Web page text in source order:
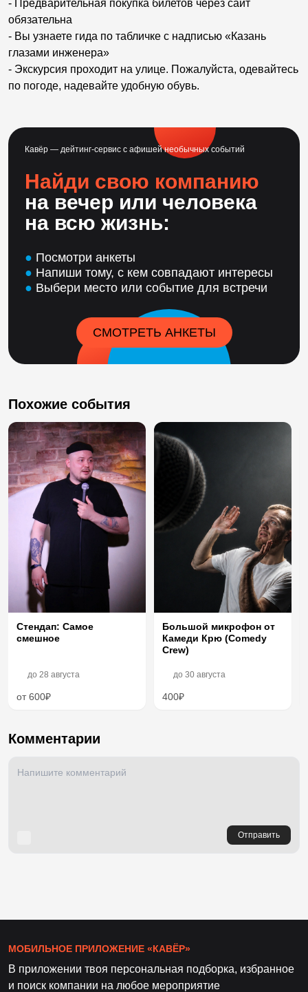
- Предварительная покупка билетов через сайт
обязательна
- Вы узнаете гида по табличке с надписью «Казань
глазами инженера»
- Экскурсия проходит на улице. Пожалуйста, одевайтесь
по погоде, надевайте удобную обувь.
Кавёр — дейтинг-сервис с афишей необычных событий
Найди свою компанию
на вечер или человека
на всю жизнь:
● Посмотри анкеты
● Напиши тому, с кем совпадают интересы
● Выбери место или событие для встречи
СМОТРЕТЬ АНКЕТЫ
Похожие события
Стендап: Самое
смешное
до 28 августа
от 600₽
Большой микрофон от
Камеди Крю (Comedy
Crew)
до 30 августа
400₽
Комментарии
Отправить
МОБИЛЬНОЕ ПРИЛОЖЕНИЕ «КАВЁР»
В приложении твоя персональная подборка, избранное
и поиск компании на любое мероприятие